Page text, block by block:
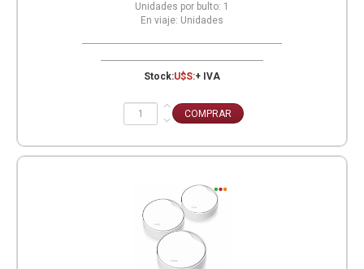
Unidades por bulto: 1
En viaje: Unidades
Stock:U$S:+ IVA